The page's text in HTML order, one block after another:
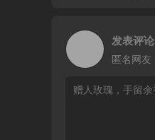
发表评论
匿名网友